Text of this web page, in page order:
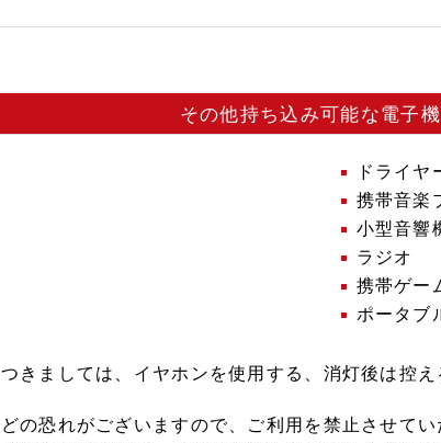
その他持ち込み可能な電子
ドライヤ
携帯音楽
小型音響
ラジオ
携帯ゲー
ポータブ
きましては、イヤホンを使用する、消灯後は控
の恐れがございますので、ご利用を禁止させてい